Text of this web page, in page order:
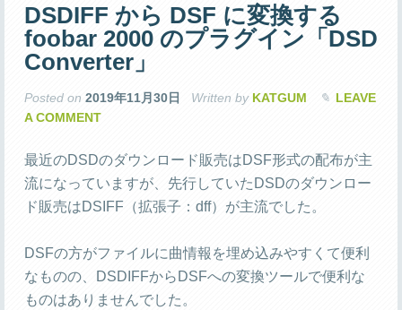
DSDIFF から DSF に変換する
foobar 2000 のプラグイン「DSD
Converter」
Posted on 2019年11月30日 Written by KATGUM
LEAVE
A COMMENT
最近のDSDのダウンロード販売はDSF形式の配布が主
流になっていますが、先行していたDSDのダウンロー
ド販売はDSIFF（拡張子：dff）が主流でした。
DSFの方がファイルに曲情報を埋め込みやすくて便利
なものの、DSDIFFからDSFへの変換ツールで便利な
ものはありませんでした。